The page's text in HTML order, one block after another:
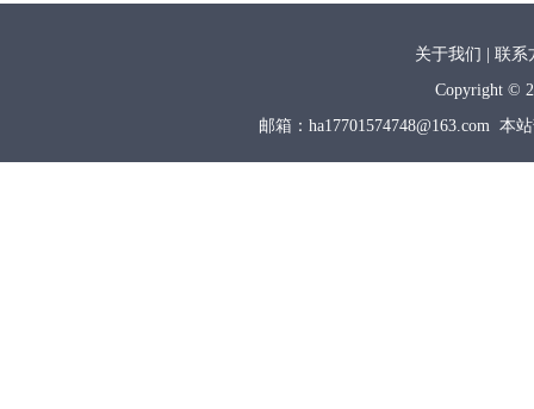
关于我们 | 联
Copyright ©
邮箱：ha17701574748@163.com